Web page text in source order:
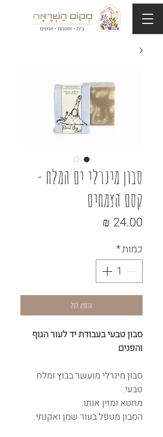
סבון מינרלי ים המלח -
קסם הצמחים
כמות*
הוספה לסל
סבון טבעי בעבודת יד לעור הגוף
והפנים
סבון מינרלי מועשר בבוץ ומלח
טבעי.
מחטא ומזין אותו.
הסבון מטפל בעור שמן ואקנתי.